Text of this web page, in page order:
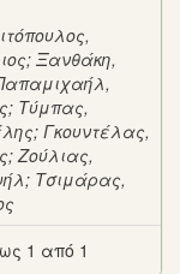
; Ξανθάκη,
; Τύμπας,
; Γκουντέλας,
;Ζούλιας,
; Τσιμάρας,
1 από 1